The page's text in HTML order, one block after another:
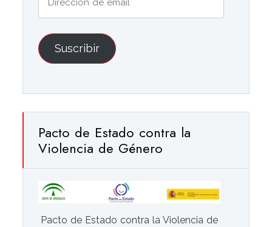
email
Suscribir
Pacto de Estado contra la
Violencia de Género
Pacto de Estado contra la Violencia de